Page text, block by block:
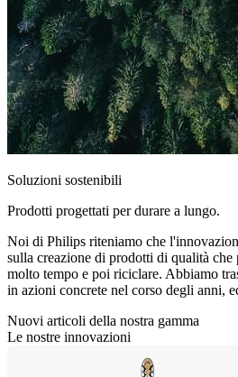
Soluzioni sostenibili
Prodotti progettati per durare a lungo.
Noi di Philips riteniamo che
sulla creazione di prodotti di qualità che
molto tempo e poi riciclare. Abbiamo
in azioni concrete nel corso degli anni,
Nuovi articoli della nostra gamma
Le nostre innovazioni